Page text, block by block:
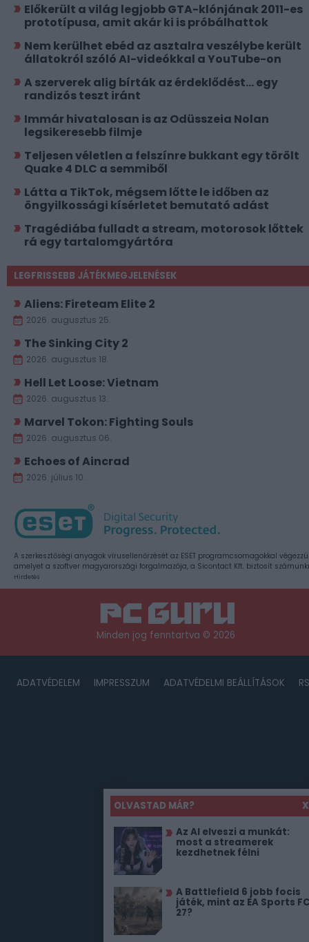
OLVASTAD MÁR?
X
Az AI elveszi a munkát:
most a streamerek
kezdhetnek félni
A Battlefield 6 jobb focis
játék, mint az EA Sports
27?
Előkerült a világ legjobb GTA-klónjának 2011-es
prototípusa, amit akár ki is próbálhattok
Nem kerülhet ebéd az asztalra veszélybe került
állatokról szóló AI-videókkal a YouTube-on
A szerverek alig bírták az érdeklődést... egy
randizós teszt iránt
Immár hivatalosan is az Odüsszeia Nolan
legsikeresebb filmje
Teljesen véletlen a felszínre bukkant egy törölt
Quake 4 DLC a semmiből
Látta a TikTok, mégsem lőtte le időben az
öngyilkossági kísérletet bemutató adást
Tragédiába fulladt a stream, motorosok lőttek
rá egy tartalomgyártóra
LEGFRISSEBB JÁTÉKMEGJELENÉSEK
Aliens: Fireteam Elite 2
2026. augusztus 25.
The Sinking City 2
2026. augusztus 18.
Hell Let Loose: Vietnam
2026. augusztus 13.
Marvel Tokon: Fighting Souls
2026. augusztus 06.
Echoes of Aincrad
2026. július 10.
A szerkesztőségi anyagok vírusellenőrzését az ESET programcsomagokkal
amelyet a szoftver magyarországi forgalmazója, a Sicontact Kft. biztosít
Hirdetés
Minden jog fenntartva © 2026
ADATVÉDELEM IMPRESSZUM ADATVÉDELMI BEÁLLÍTÁSOK